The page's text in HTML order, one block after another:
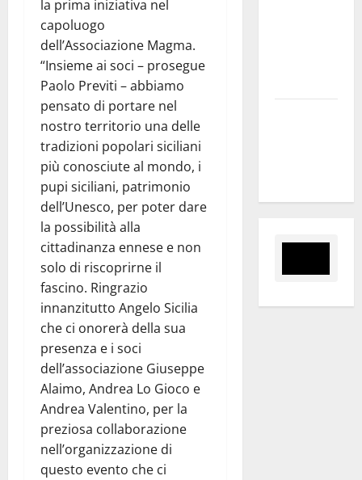
la prima iniziativa nel
capoluogo
dell’Associazione Magma.
“Insieme ai soci – prosegue
Paolo Previti – abbiamo
pensato di portare nel
nostro territorio una delle
tradizioni popolari siciliani
più conosciute al mondo, i
pupi siciliani, patrimonio
dell’Unesco, per poter dare
la possibilità alla
cittadinanza ennese e non
solo di riscoprirne il
fascino. Ringrazio
innanzitutto Angelo Sicilia
che ci onorerà della sua
presenza e i soci
dell’associazione Giuseppe
Alaimo, Andrea Lo Gioco e
Andrea Valentino, per la
preziosa collaborazione
nell’organizzazione di
questo evento che ci